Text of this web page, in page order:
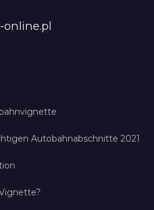
online.pl
Autobahnabschnitte 2021